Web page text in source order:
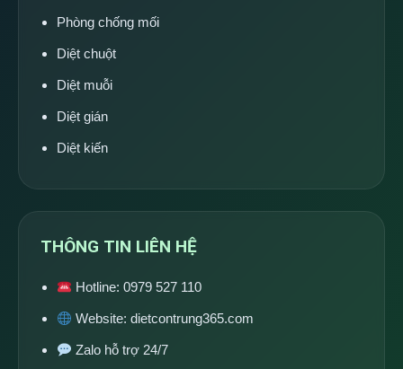
Phòng chống mối
Diệt chuột
Diệt muỗi
Diệt gián
Diệt kiến
THÔNG TIN LIÊN HỆ
Hotline:0979 527 110
Website:dietcontrung365.com
Zalo hỗ trợ 24/7